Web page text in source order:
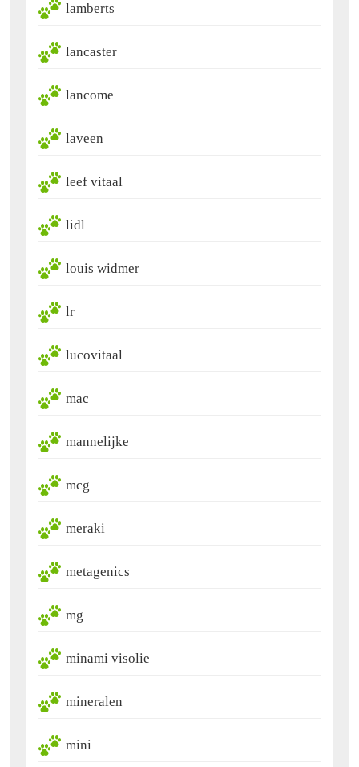
lamberts
lancaster
lancome
laveen
leef vitaal
lidl
louis widmer
lr
lucovitaal
mac
mannelijke
mcg
meraki
metagenics
mg
minami visolie
mineralen
mini